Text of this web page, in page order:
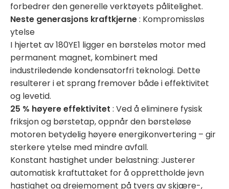
forbedrer den generelle verktøyets pålitelighet.
Neste generasjons kraftkjerne: Kompromissløs
ytelse
I hjertet av 180YE1 ligger en børsteløs motor med
permanent magnet, kombinert med
industriledende kondensatorfri teknologi. Dette
resulterer i et sprang fremover både i effektivitet
og levetid.
25 % høyere effektivitet : Ved å eliminere fysisk
friksjon og børstetap, oppnår den børsteløse
motoren betydelig høyere energikonvertering – gir
sterkere ytelse med mindre avfall.
Konstant hastighet under belastning: Justerer
automatisk kraftuttaket for å opprettholde jevn
hastighet og dreiemoment på tvers av skjære-,